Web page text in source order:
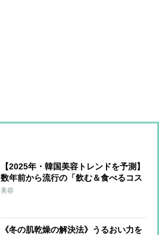
【2025年・韓国美容トレンドを予測】
数年前から流行の「飲む＆食べるコス
メ」が日本上陸か 最注目は上あごに
美容
《冬の肌乾燥の解決法》うるおい力を